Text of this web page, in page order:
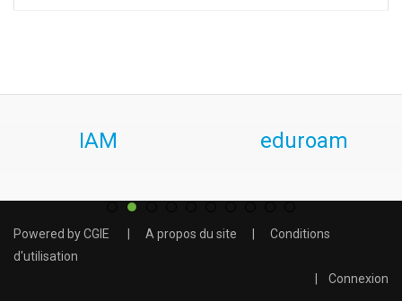
IAM eduroam
Powered byCGIE A propos du site
Conditions
d'utilisation
Connexion